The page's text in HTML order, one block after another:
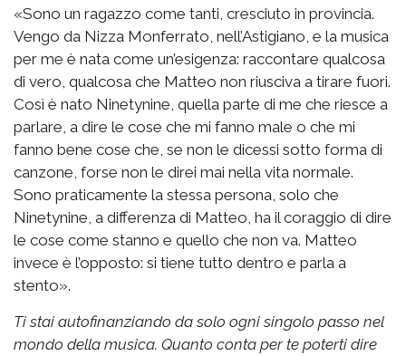
«Sono un ragazzo come tanti, cresciuto in provincia.
Vengo da Nizza Monferrato, nell’Astigiano, e la musica
per me è nata come un’esigenza: raccontare qualcosa
di vero, qualcosa che Matteo non riusciva a tirare fuori.
Così è nato Ninetynine, quella parte di me che riesce a
parlare, a dire le cose che mi fanno male o che mi
fanno bene cose che, se non le dicessi sotto forma di
canzone, forse non le direi mai nella vita normale.
Sono praticamente la stessa persona, solo che
Ninetynine, a differenza di Matteo, ha il coraggio di dire
le cose come stanno e quello che non va. Matteo
invece è l’opposto: si tiene tutto dentro e parla a
stento».
Ti stai autofinanziando da solo ogni singolo passo nel
mondo della musica. Quanto conta per te poterti dire